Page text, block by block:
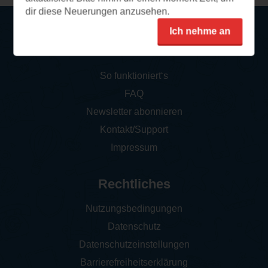
dir diese Neuerungen anzusehen.
Ich nehme an
So funktioniert‘s
FAQ
Newsletter abonnieren
Kontakt/Support
Impressum
Rechtliches
Nutzungsbedingungen
Datenschutz
Datenschutzeinstellungen
Barrierefreiheitserklärung